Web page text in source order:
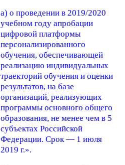
а) о проведении в 2019/2020
учебном году апробации
цифровой платформы
персонализированного
обучения, обеспечивающей
реализацию индивидуальных
траекторий обучения и оценки
результатов, на базе
организаций, реализующих
программы основного общего
образования, не менее чем в 5
субъектах Российской
Федерации. Срок — 1 июля
2019 г.».